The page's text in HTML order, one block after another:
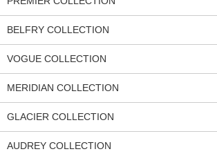
BELFRY COLLECTION
VOGUE COLLECTION
MERIDIAN COLLECTION
GLACIER COLLECTION
AUDREY COLLECTION